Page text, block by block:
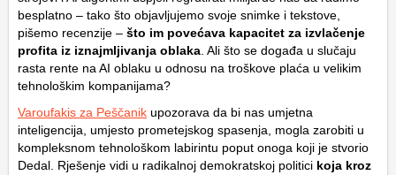
besplatno – tako što objavljujemo svoje snimke i tekstove,
pišemo recenzije – što im povećava kapacitet za izvlačenje
profita iz iznajmljivanja oblaka . Ali što se događa u slučaju
rasta rente na AI oblaku u odnosu na troškove plaća u velikim
tehnološkim kompanijama?
Varoufakis za Peščanik upozorava da bi nas umjetna
inteligencija, umjesto prometejskog spasenja, mogla zarobiti u
kompleksnom tehnološkom labirintu poput onoga koji je stvorio
Dedal. Rješenje vidi u radikalnoj demokratskoj politici koja kroz